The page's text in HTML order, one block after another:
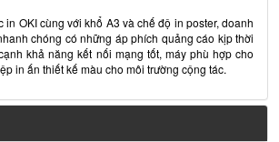
in OKI cùng với khổ A3 và chế độ in poster, doanh
chóng có những áp phích quảng cáo kịp thời
khả năng kết nối mạng tốt, máy phù hợp cho
in ấn thiết kế màu cho môi trường cộng tác.